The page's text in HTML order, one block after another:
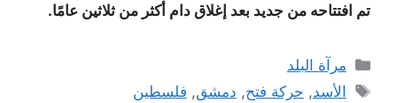
تم افتتاحه من جديد بعد إغلاق دام أكثر من ثلاثين عامًا.
التصنيفات
مرآة البلد
الوسوم
الأسد, حركة فتح, دمشق, فلسطين